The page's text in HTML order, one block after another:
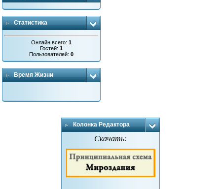
Статистика
Онлайн всего:1
Гостей:1
Пользователей:0
Время Жизни
Колонка Редактора
Скачать: